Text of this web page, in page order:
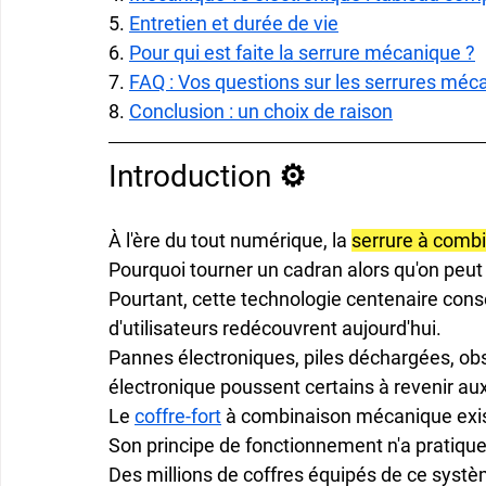
5. Entretien et durée de vie
6. Pour qui est faite la serrure mécanique ?
7. FAQ : Vos questions sur les serrures
8. Conclusion : un choix de raison
Introduction ⚙️
À l'ère du tout numérique, la serrure à
Pourquoi tourner un cadran alors qu'on
Pourtant, cette technologie centenaire
d'utilisateurs redécouvrent aujourd'hui.
Pannes électroniques, piles déchargées,
électronique poussent certains à revenir
Le coffre-fort à combinaison mécanique
Son principe de fonctionnement n'a
Des millions de coffres équipés de ce